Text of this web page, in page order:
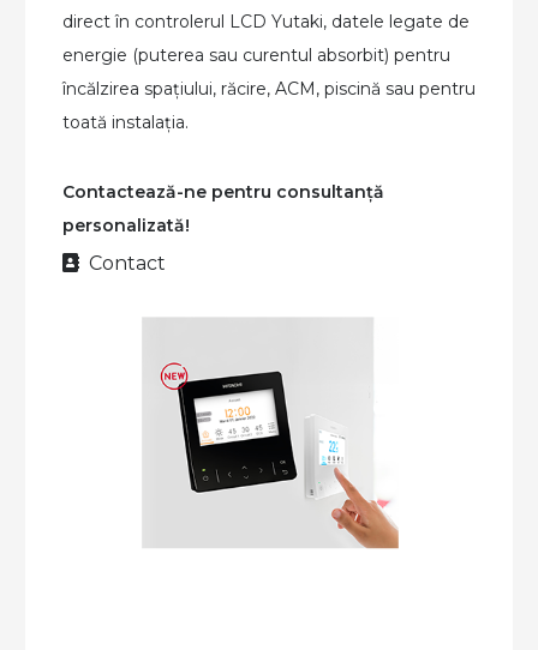
direct în controlerul LCD Yutaki, datele legate de
energie (puterea sau curentul absorbit) pentru
încălzirea spațiului, răcire, ACM, piscină sau pentru
toată instalația.
Contactează-ne pentru consultanță
personalizată!
Contact